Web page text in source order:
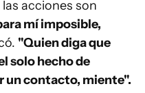
acciones son
mí imposible,
"Quien diga que
solo hecho de
un contacto, miente".